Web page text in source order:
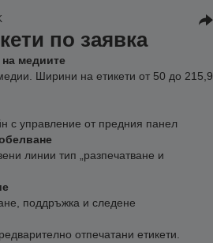
по заявка
медиите
Ширини на етикети от 50 до 215,9
с управление от предния панел
линии тип „разпечатване и
поддръжка и следене
отпечатани етикети.